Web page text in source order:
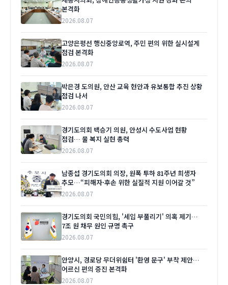
본격화
2026.08.07
고양은평선 행신중앙로역, 주민 편의 위한 실시설계
점검 본격화
2026.08.07
박은경 도의원, 안산 교육 현안과 유보통합 추진 상황
점검 나서
2026.08.07
경기도의회 백승기 의원, 안성시 수도사업 현황
점검… 물 복지 실현 총력
2026.08.07
남종섭 경기도의회 의장, 원폭 투하 81주년 희생자
추모…“피해자·후손 위한 실질적 지원 이어갈 것”
2026.08.07
경기도의회 국민의힘, '세입 부풀리기' 의혹 제기…
7조 원 채무 원인 규명 촉구
2026.08.07
안양시, 경로당 무더위쉼터 '환영 문구' 부착 제안…
어르신 편의 증진 본격화
2026.08.07